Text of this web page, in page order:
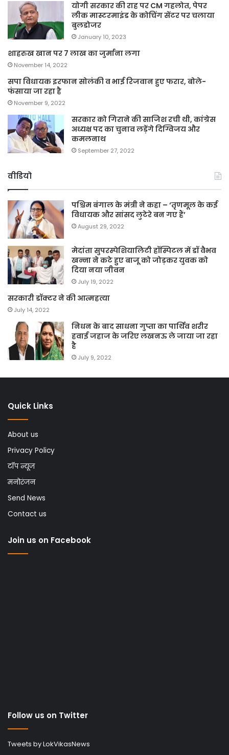
योगी सरकार की राह पर CM गहलोत, पेपर
लीक मास्टरमाइंड के कोचिंग सेंटर पर चलाया
बुलडोजर
January 10, 2023
शाहरुख खान पर 7 लाख का जुर्माना लगा
November 14, 2022
सपा विधायक इरफान सोलंकी व भाई रिजवान हुए फरार, बोले-
फंसाया जा रहा है
November 9, 2022
सरकार को गिराने की साजिश रची थी, कांग्रेस
अध्यक्ष पद का चुनाव लड़ेंगे दिग्विजय और
कमलनाथ
September 27, 2022
वीडियो
पश्चिम बंगाल के मंत्री ने कहा – ‘तृणमूल के कई
विधायक और सांसद लुटेरे बन गए हैं’
August 29, 2022
मेदांता सुपरस्पेशियालिटी हॉस्पिटल में डॉ वैभव
खन्ना ने कटे हुए बाजू को जोड़कर युवक को
दिया नया जीवन
July 19, 2022
सरकारी डॉक्टर ने की आत्महत्या
July 14, 2022
निधन के बाद साधना गुप्ता का पार्थिव शरीर
हवाई जहाज के जरिए लखनऊ ले जाया जा रहा
है
July 9, 2022
Quick Links
About us
Privacy Policy
टॉप न्यूज
मनोरंजन
Send News
Contact us
Join us on Facebook
Follow us on Twitter
Tweets by LokVikasNews